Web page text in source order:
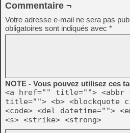
Commentaire ¬
Votre adresse e-mail ne sera pas
obligatoires sont indiqués avec *
NOTE - Vous pouvez utilisez ces
<a href="" title=""> <abbr
title=""> <b> <blockquote
<code> <del datetime="">
<s> <strike> <strong>